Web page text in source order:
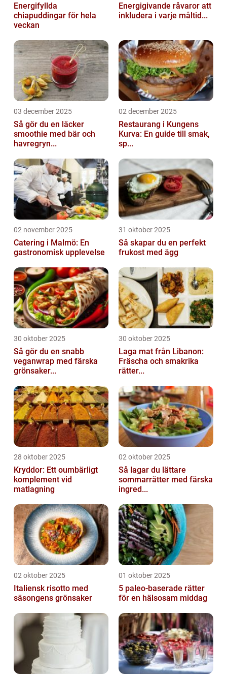
Energifyllda
chiapuddingar för hela
veckan
Energigivande råvaror att
inkludera i varje måltid...
03 december 2025
Så gör du en läcker
smoothie med bär och
havregryn...
02 december 2025
Restaurang i Kungens
Kurva: En guide till smak,
sp...
02 november 2025
Catering i Malmö: En
gastronomisk upplevelse
31 oktober 2025
Så skapar du en perfekt
frukost med ägg
30 oktober 2025
Så gör du en snabb
veganwrap med färska
grönsaker...
30 oktober 2025
Laga mat från Libanon:
Fräscha och smakrika
rätter...
28 oktober 2025
Kryddor: Ett oumbärligt
komplement vid
matlagning
02 oktober 2025
Så lagar du lättare
sommarrätter med färska
ingred...
02 oktober 2025
Italiensk risotto med
säsongens grönsaker
01 oktober 2025
5 paleo-baserade rätter
för en hälsosam middag